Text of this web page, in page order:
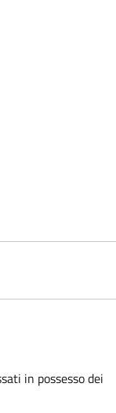
in possesso dei